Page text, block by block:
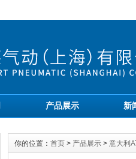
产品展示 新
你的位置： 首页 > 产品展示 > 意大利